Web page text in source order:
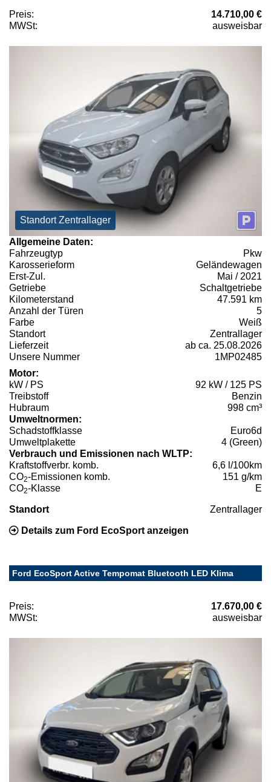
Preis:
14.710,00 €
MWSt:
ausweisbar
Standort Zentrallager
Allgemeine Daten:
Fahrzeugtyp
Pkw
Karosserieform
Geländewagen
Erst-Zul.
Mai / 2021
Getriebe
Schaltgetriebe
Kilometerstand
47.591 km
Anzahl der Türen
5
Farbe
Weiß
Standort
Zentrallager
Lieferzeit
ab ca. 25.08.2026
Unsere Nummer
1MP02485
Motor:
kW / PS
92 kW / 125 PS
Treibstoff
Benzin
Hubraum
998 cm³
Umweltnormen:
Schadstoffklasse
Euro6d
Umweltplakette
4 (Green)
Verbrauch und Emissionen nach WLTP:
Kraftstoffverbr. komb.
6,6 l/100km
CO2-Emissionen komb.
151 g/km
CO2-Klasse E
Standort Zentrallager
Details zum Ford EcoSport anzeigen
Ford EcoSport Active Tempomat Bluetooth LED Klima
Preis:
17.670,00 €
MWSt:
ausweisbar